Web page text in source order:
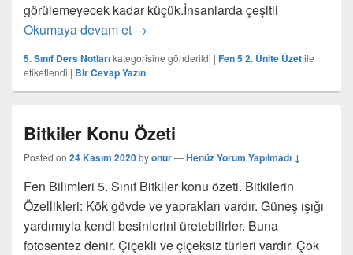
görülemeyecek kadar küçük.İnsanlarda çeşitli
Okumaya devam et Mantarlar Konu Özeti
→
5. Sınıf Ders Notlarıkategorisine gönderildi | Fen 5 2. Ünite Üzetile
etiketlendi | Bir Cevap Yazın
Bitkiler Konu Özeti
Posted on 24 Kasım 2020byonur—Henüz Yorum Yapılmadı ↓
Fen Bilimleri 5. Sınıf Bitkiler konu özeti. Bitkilerin
Özellikleri: Kök gövde ve yaprakları vardır. Güneş ışığı
yardımıyla kendi besinlerini üretebilirler. Buna
fotosentez denir. Çiçekli ve çiçeksiz türleri vardır. Çok